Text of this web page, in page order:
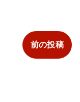
前の投稿